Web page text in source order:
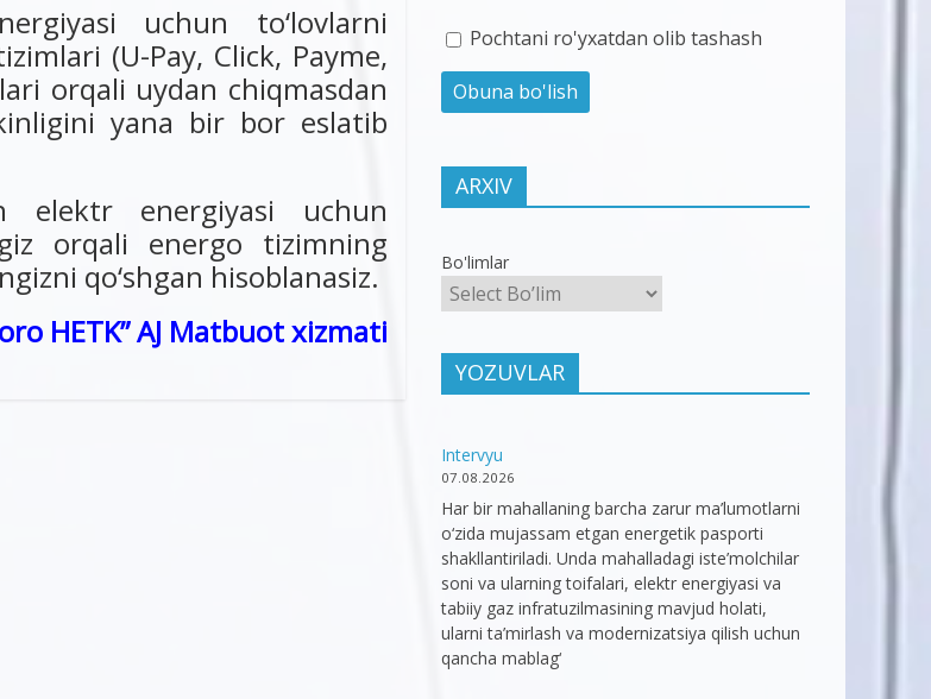
uchun to‘lovlarni
(U-Pay, Click, Payme,
orqali uydan chiqmasdan
yana bir bor eslatib
elektr energiyasi uchun
orqali energo tizimning
qo‘shgan hisoblanasiz.
HETK” AJ Matbuot xizmati
Pochtani ro'yxatdan olib tashash
ARXIV
Bo'limlar
YOZUVLAR
Intervyu
07.08.2026
Har bir mahallaning barcha zarur ma’lumotlarni
o‘zida mujassam etgan energetik pasporti
shakllantiriladi. Unda mahalladagi iste’molchilar
soni va ularning toifalari, elektr energiyasi va
tabiiy gaz infratuzilmasining mavjud holati,
ularni ta’mirlash va modernizatsiya qilish uchun
qancha mablag‘